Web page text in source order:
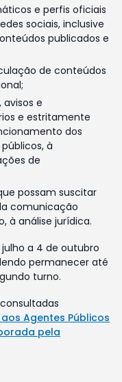
e perfis oficiais
sociais, inclusive
publicados e
de conteúdos
e
e estritamente
dos
à
de
possam suscitar
comunicação
à análise jurídica.
a 4 de outubro
permanecer até
turno.
Agentes Públicos
pela